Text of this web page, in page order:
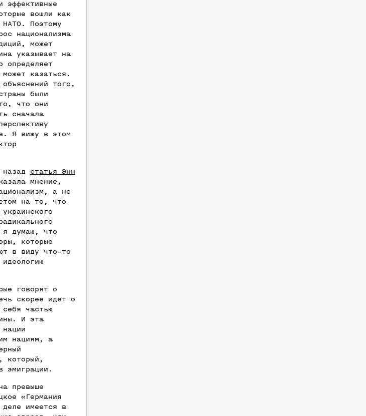
эффективные
вошли как
Поэтому
национализма
может
указывает на
определяет
казаться.
того,
были
что они
сначала
Я вижу в этом
назад статья Энн
мнение,
а не
на то, что
я думаю, что
которые
в виду что-то
говорят о
скорее идет о
частью
И эта
нациям, а
который,
эмиграции.
превыше
«Германия
имеется в